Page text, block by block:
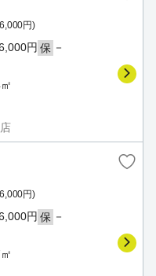
円)
円 保 －
円)
円 保 －